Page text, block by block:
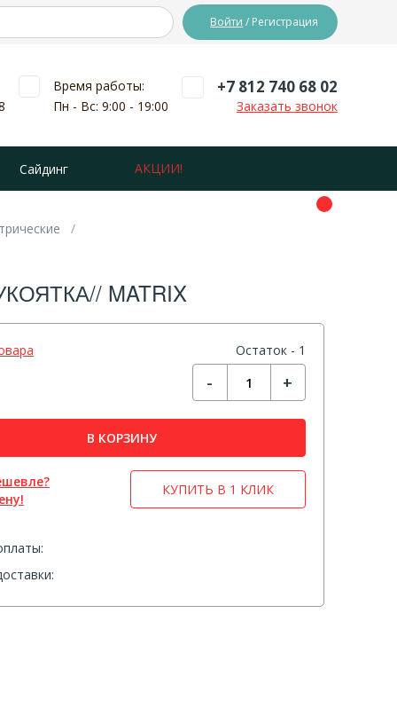
Войти / Регистрация
Время работы:
Пн - Вс: 9:00 - 19:00
+7 812 740 68 02
Заказать звонок
Сайдинг АКЦИИ!
MATRIX
Остаток - 1
- +
В КОРЗИНУ
КУПИТЬ В 1 КЛИК